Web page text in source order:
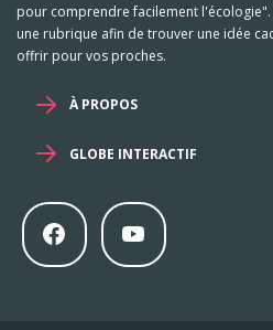
pour comprendre facilement
une rubrique afin de trouver une idée
offrir pour vos proches.
À PROPOS
GLOBE INTERACTIF